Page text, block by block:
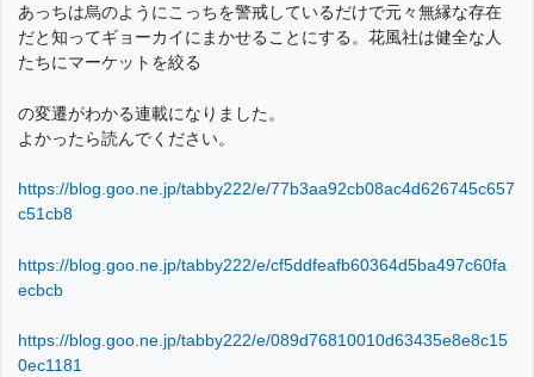
あっちは烏のようにこっちを警戒しているだけで元々無縁な存在
だと知ってギョーカイにまかせることにする。花風社は健全な人
たちにマーケットを絞る
の変遷がわかる連載になりました。
よかったら読んでください。
https://blog.goo.ne.jp/tabby222/e/77b3aa92cb08ac4d626745c657
c51cb8
https://blog.goo.ne.jp/tabby222/e/cf5ddfeafb60364d5ba497c60fa
ecbcb
https://blog.goo.ne.jp/tabby222/e/089d76810010d63435e8e8c15
0ec1181